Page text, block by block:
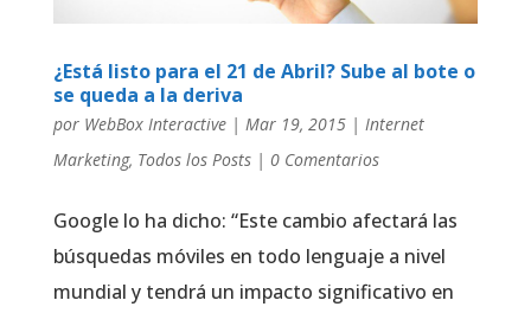
¿Está listo para el 21 de Abril? Sube al bote o
se queda a la deriva
por WebBox Interactive| Mar 19, 2015| Internet
Marketing, Todos los Posts| 0 Comentarios
Google lo ha dicho: “Este cambio afectará las
búsquedas móviles en todo lenguaje a nivel
mundial y tendrá un impacto significativo en